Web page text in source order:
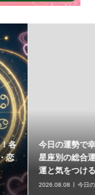
【2026年最新版】
今日の運勢と絶対
ること
2026.08.07 今日の運勢